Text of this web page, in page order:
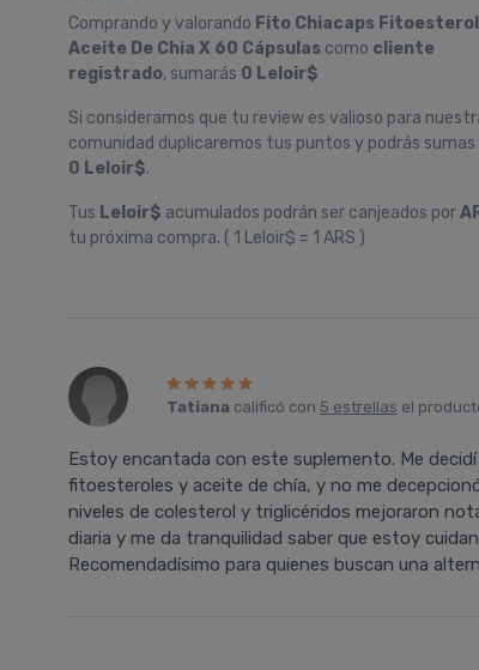
Comprando y valorando Fito Chiacaps
Aceite De Chia X 60 Cápsulas como cliente
registrado, sumarás 0 Leloir$
Si consideramos que tu review es valioso para
comunidad duplicaremos tus puntos y podrás
0 Leloir$.
Tus Leloir$ acumulados podrán ser canjeados por
tu próxima compra. ( 1 Leloir$ = 1 ARS )
Tatiana calificó con 5 estrellas el
Estoy encantada con este suplemento. Me
fitoesteroles y aceite de chía, y no me
niveles de colesterol y triglicéridos mejoraron
diaria y me da tranquilidad saber que estoy
Recomendadísimo para quienes buscan una